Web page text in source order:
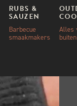
RUBS &
SAUZEN
Barbecue
smaakmakers
Alles